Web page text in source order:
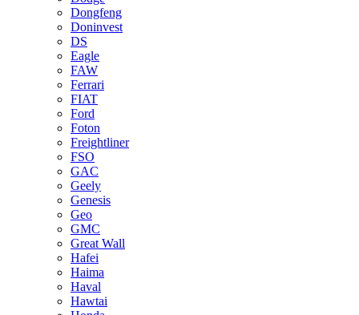
Dongfeng
Doninvest
DS
Eagle
FAW
Ferrari
FIAT
Ford
Foton
Freightliner
FSO
GAC
Geely
Genesis
Geo
GMC
Great Wall
Hafei
Haima
Haval
Hawtai